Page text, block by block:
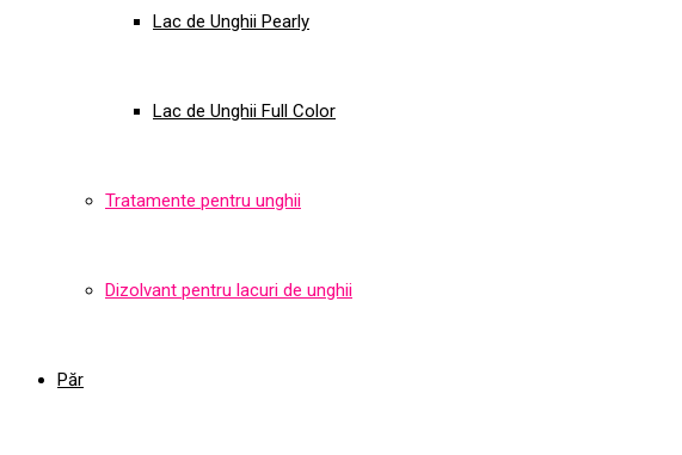
Lac de Unghii Pearly
Lac de Unghii Full Color
Tratamente pentru unghii
Dizolvant pentru lacuri de unghii
Păr